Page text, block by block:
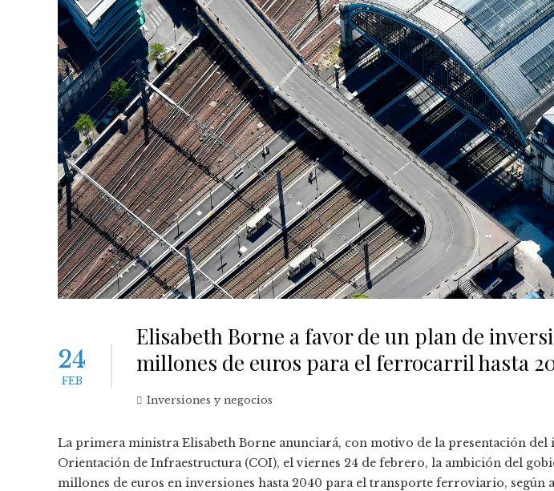
24
FEB
Elisabeth Borne a favor de un plan de
millones de euros para el ferrocarril hasta
Inversiones y negocios
La primera ministra Elisabeth Borne anunciará, con motivo de la presentación del
Orientación de Infraestructura (COI), el viernes 24 de febrero, la ambición del
millones de euros en inversiones hasta 2040 para el transporte ferroviario, según